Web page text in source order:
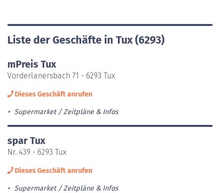
Liste der Geschäfte in Tux (6293)
mPreis Tux
Vorderlanersbach 71 - 6293 Tux
Dieses Geschäft anrufen
Supermarket Zeitpläne & Infos
spar Tux
Nr. 439 - 6293 Tux
Dieses Geschäft anrufen
Supermarket Zeitpläne & Infos